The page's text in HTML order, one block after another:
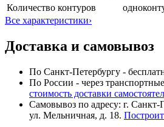
Количество контуров
Все характеристики›
Доставка и самовывоз
По Санкт-Петербургу -
По России - через
стоимость доставки
Самовывоз по адресу: г. Санкт-
ул. Мельничная, д. 18.